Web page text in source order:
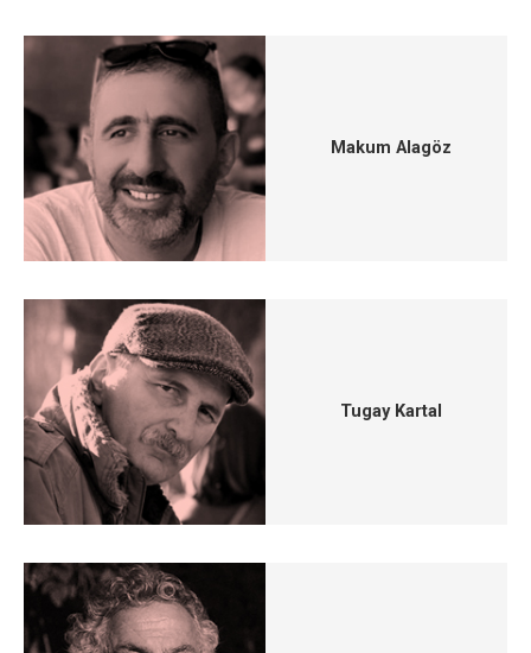
Makum Alagöz
Tugay Kartal